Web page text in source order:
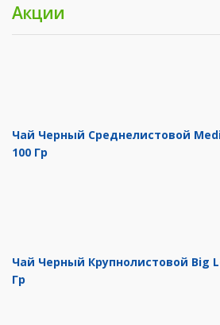
Акции
Чай Черный Среднелистовой
100 Гр
Чай Черный Крупнолистовой Big
Гр